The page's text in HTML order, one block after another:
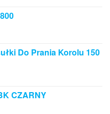
Do Prania Korolu 150
CZARNY